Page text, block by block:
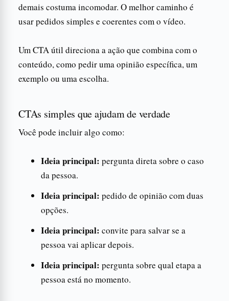
demais costuma incomodar. O melhor caminho é
usar pedidos simples e coerentes com o vídeo.
Um CTA útil direciona a ação que combina com o
conteúdo, como pedir uma opinião específica, um
exemplo ou uma escolha.
CTAs simples que ajudam de verdade
Você pode incluir algo como:
Ideia principal: pergunta direta sobre o caso
da pessoa.
Ideia principal: pedido de opinião com duas
opções.
Ideia principal: convite para salvar se a
pessoa vai aplicar depois.
Ideia principal: pergunta sobre qual etapa a
pessoa está no momento.